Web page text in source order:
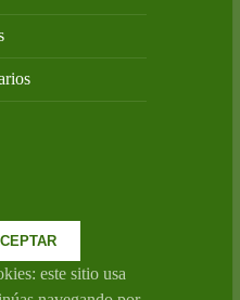
este sitio usa